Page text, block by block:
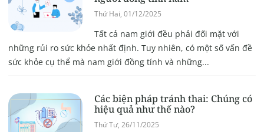
Thứ Hai, 01/12/2025
Tất cả nam giới đều phải đối mặt với
những rủi ro sức khỏe nhất định. Tuy nhiên, có một số vấn đề
sức khỏe cụ thể mà nam giới đồng tính và những...
Các biện pháp tránh thai: Chúng có
hiệu quả như thế nào?
Thứ Tư, 26/11/2025